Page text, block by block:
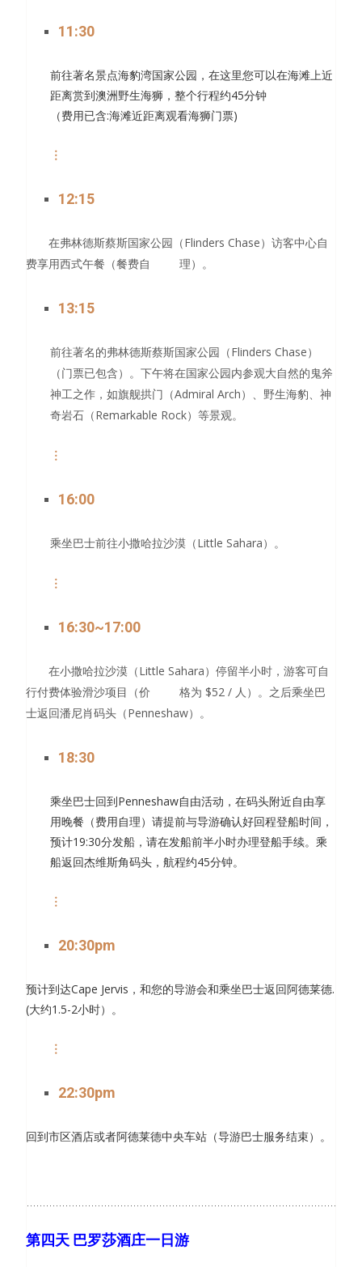
11:30
前往著名景点海豹湾国家公园，在这里您可以在海滩上近
距离赏到澳洲野生海狮，整个行程约45分钟
（费用已含:海滩近距离观看海狮门票)
︙
12:15
在弗林德斯蔡斯国家公园（ Flinders Chase ）访客中心自
费享用西式午餐（餐费自 理）。
13:15
前往著名的弗林德斯蔡斯国家公园（ Flinders Chase ）
（门票已包含）。下午将在国家公园内参观大自然的鬼斧
神工之作，如旗舰拱门（Admiral Arch ）、野生海豹、神
奇岩石（ Remarkable Rock）等景观。
︙
16:00
乘坐巴士前往小撒哈拉沙漠（ Little Sahara ）。
︙
16:30~17:00
在小撒哈拉沙漠（ Little Sahara ）停留半小时，游客可自
行付费体验滑沙项目（价 格为 $52 / 人）。之后乘坐巴
士返回潘尼肖码头（ Penneshaw）。
18:30
乘坐巴士回到Penneshaw自由活动，在码头附近自由享
用晚餐（费用自理）请提前与导游确认好回程登船时间，
预计19:30分发船，请在发船前半小时办理登船手续。乘
船返回杰维斯角码头，航程约45分钟。
︙
20:30pm
预计到达Cape Jervis，和您的导游会和乘坐巴士返回阿德莱德.
(大约1.5-2小时）。
︙
22:30pm
回到市区酒店或者阿德莱德中央车站（导游巴士服务结束）。
第四天 巴罗莎酒庄一日游